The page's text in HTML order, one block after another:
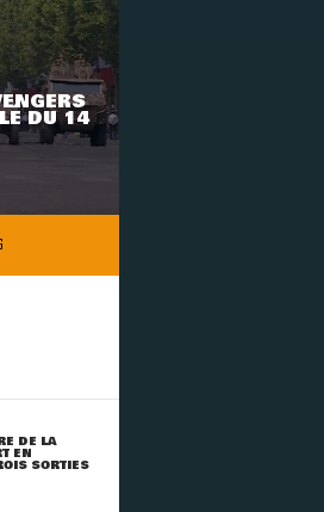
DU 14
DE LA
EN
SORTIES